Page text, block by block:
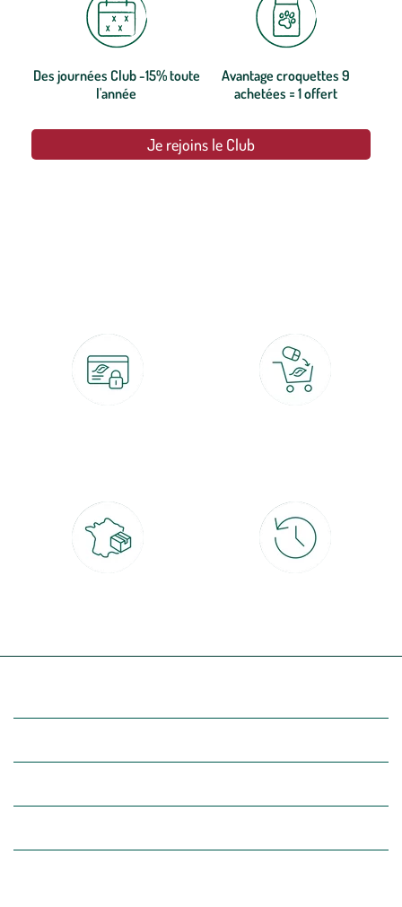
Des journées Club -15% toute
l'année
Avantage croquettes 9
achetées = 1 offert
Je rejoins le Club